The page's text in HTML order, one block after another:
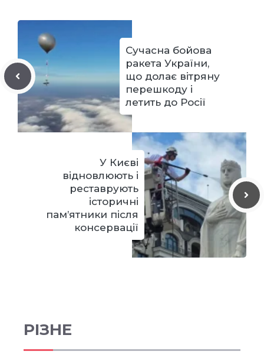
Сучасна бойова
ракета України,
що долає вітряну
перешкоду і
летить до Росії
У Києві
відновлюють і
реставрують
історичні
пам’ятники після
консервації
РІЗНЕ